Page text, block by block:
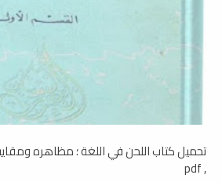
تحميل كتاب اللحن في اللغة ؛ مظاهره
, pdf